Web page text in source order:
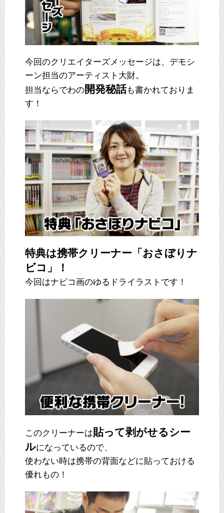
今回のクリエイターズメッセージは、デモシ
ーン担当のアーティスト大財。
担当ならでわの開発秘話も書かれておりま
す！
特典は携帯クリーナー「おさぼりナ
ビコ」！
今回はナビコ画のゆるドライラストです！
このクリーナーは貼って剥がせるシー
ルになっているので、
使わない時は携帯の背面などに貼っておける
優れもの！